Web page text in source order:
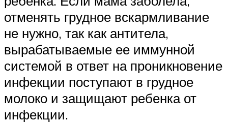
отменять грудное вскармливание
не нужно, так как антитела,
вырабатываемые ее иммунной
системой в ответ на проникновение
инфекции поступают в грудное
молоко и защищают ребенка от
инфекции.